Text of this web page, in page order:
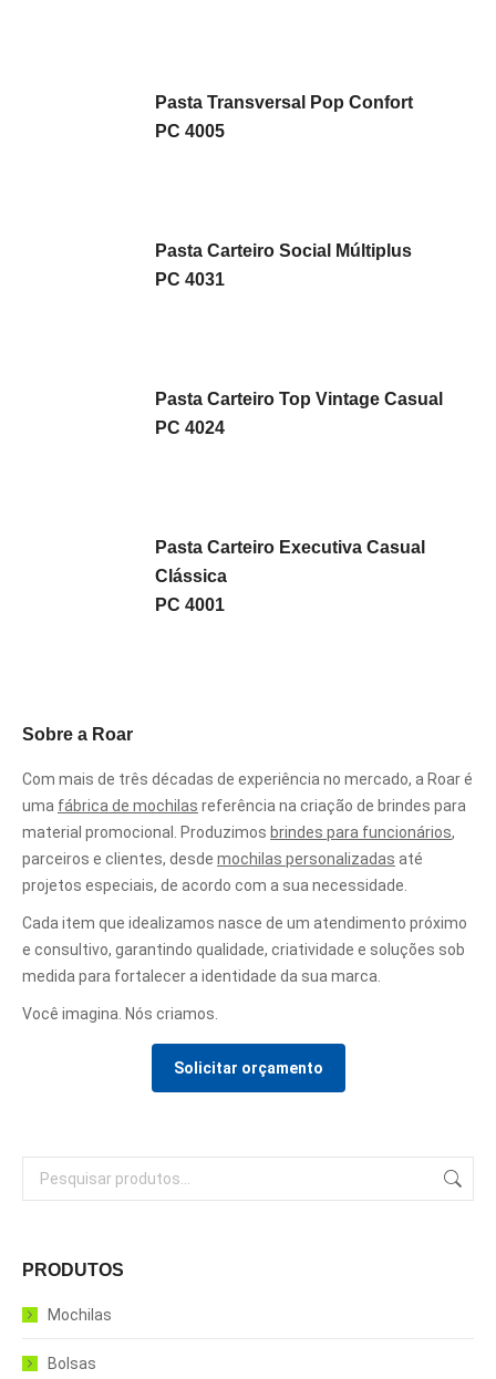
Pasta Transversal Pop Confort
PC 4005
Pasta Carteiro Social Múltiplus
PC 4031
Pasta Carteiro Top Vintage Casual
PC 4024
Pasta Carteiro Executiva Casual
Clássica
PC 4001
Sobre a Roar
Com mais de três décadas de experiência no mercado, a Roar é
uma fábrica de mochilas referência na criação de brindes para
material promocional. Produzimos brindes para funcionários,
parceiros e clientes, desde mochilas personalizadas até
projetos especiais, de acordo com a sua necessidade.
Cada item que idealizamos nasce de um atendimento próximo
e consultivo, garantindo qualidade, criatividade e soluções sob
medida para fortalecer a identidade da sua marca.
Você imagina. Nós criamos.
Solicitar orçamento
PRODUTOS
Mochilas
Bolsas